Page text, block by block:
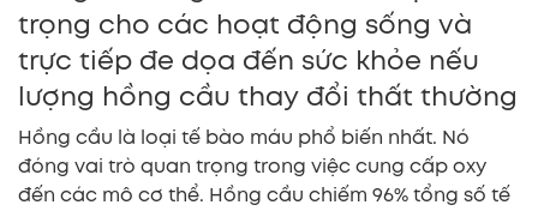
trọng cho các hoạt động sống và
trực tiếp đe dọa đến sức khỏe nếu
lượng hồng cầu thay đổi thất thường
Hồng cầu là loại tế bào máu phổ biến nhất. Nó
đóng vai trò quan trọng trong việc cung cấp oxy
đến các mô cơ thể. Hồng cầu chiếm 96% tổng số tế